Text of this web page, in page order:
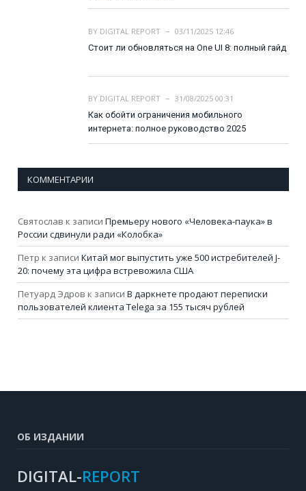
BY DIGITAL REPORT
03/11/2025 12:46
Стоит ли обновляться на One UI 8: полный гайд
BY DIGITAL REPORT
31/08/2025 00:31
Как обойти ограничения мобильного
интернета: полное руководство 2025
КОММЕНТАРИИ
Святослав к записи Премьеру нового «Человека-паука» в
России сдвинули ради «Колобка»
Петр к записи Китай мог выпустить уже 500 истребителей J-
20: почему эта цифра встревожила США
Петуард Эдров к записи В даркнете продают переписки
пользователей клиента Telega за 155 тысяч рублей
ОБ ИЗДАНИИ
DIGITAL-REPORT